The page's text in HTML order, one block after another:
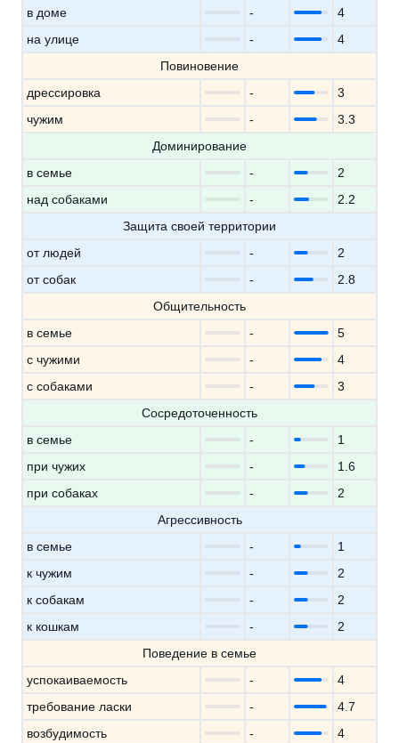
в доме
-
4
на улице
-
4
Повиновение
дрессировка
-
3
чужим
-
3.3
Доминирование
в семье
-
2
над собаками
-
2.2
Защита своей территории
от людей
-
2
от собак
-
2.8
Общительность
в семье
-
5
с чужими
-
4
с собаками
-
3
Сосредоточенность
в семье
-
1
при чужих
-
1.6
при собаках
-
2
Агрессивность
в семье
-
1
к чужим
-
2
к собакам
-
2
к кошкам
-
2
Поведение в семье
успокаиваемость
-
4
требование ласки
-
4.7
возбудимость
-
4